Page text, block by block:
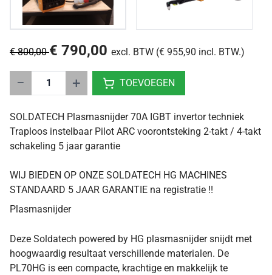
WIJ BIEDEN OP ONZE SOLDATECH HG MACHINES
STANDAARD 5 JAAR GARANTIE na registratie !!
Plasmasnijder
Deze Soldatech powered by HG plasmasnijder snijdt met
hoogwaardig resultaat verschillende materialen. De
PL70HG is een compacte, krachtige en makkelijk te
€ 800,00€ 790,00 excl. BTW (€ 955,90 incl. BTW.)
− + TOEVOEGEN
SOLDATECH Plasmasnijder 70A IGBT invertor techniek
Traploos instelbaar Pilot ARC voorontsteking 2-takt / 4-takt
schakeling 5 jaar garantie